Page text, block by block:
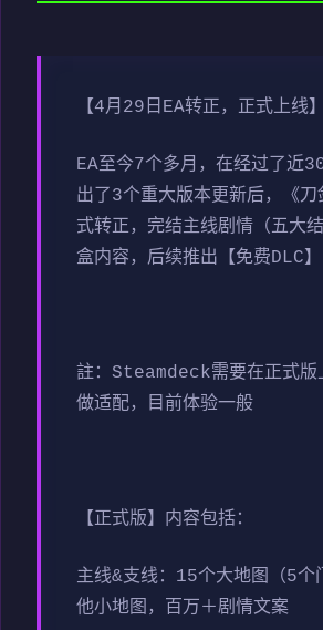
【4月29日EA转正，正式上线】
EA至今7个多月，在经过了近
出了3个重大版本更新后，《刀
式转正，完结主线剧情（五大
盒内容，后续推出【免费DLC】
註：Steamdeck需要在正式版
做适配，目前体验一般
【正式版】内容包括：
主线&支线：15个大地图（5个
他小地图，百万＋剧情文案